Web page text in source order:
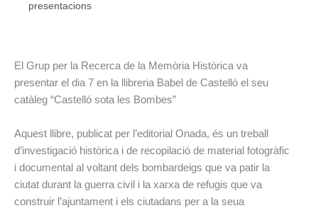
presentacions
El Grup per la Recerca de la Memòria Històrica va
presentar el dia 7 en la llibreria Babel de Castelló el seu
catàleg “Castelló sota les Bombes”
Aquest llibre, publicat per l’editorial Onada, és un treball
d’investigació històrica i de recopilació de material fotogràfic
i documental al voltant dels bombardeigs que va patir la
ciutat durant la guerra civil i la xarxa de refugis que va
construir l’ajuntament i els ciutadans per a la seua